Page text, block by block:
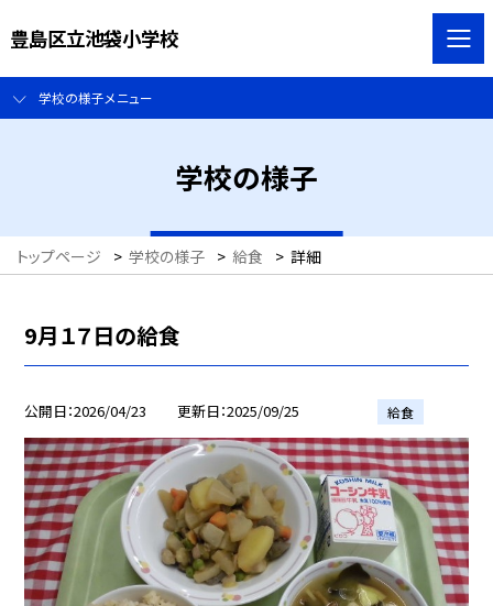
豊島区立池袋小学校
学校の様子メニュー
学校の様子
トップページ > 学校の様子 > 給食 > 詳細
9月１７日の給食
公開日 2026/04/23 更新日 2025/09/25 給食